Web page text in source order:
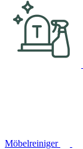
Möbelreiniger